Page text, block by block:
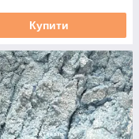
Купити